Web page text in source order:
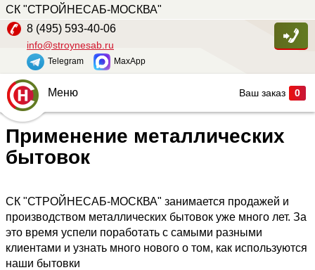
СК "СТРОЙНЕСАБ-МОСКВА"
8 (495) 593-40-06
info@stroynesab.ru
Telegram MaxApp
Ваш заказ 0
Наши работы
Сопутствующие товары
О компании
Меню
Применение металлических
бытовок
СК "СТРОЙНЕСАБ-МОСКВА" занимается продажей и
производством металлических бытовок уже много лет. За
это время успели поработать с самыми разными
клиентами и узнать много нового о том, как используются
наши бытовки